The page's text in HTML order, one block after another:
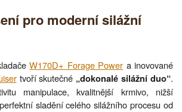
pro moderní silážní
W170D+ Forage Power a inovované
tvoří skutečné „dokonalé silážní duo“.
manipulace, kvalitnější krmivo, nižší
sladění celého silážního procesu od